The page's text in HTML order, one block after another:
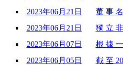
2023年06月21日
董 事
2023年06月21日
獨 立
2023年06月07日
根 據
2023年06月05日
截 至